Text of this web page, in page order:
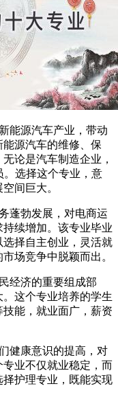
能源汽车产业，带动
源汽车的维修、保
论是汽车制造企业，
。选择这个专业，意
间巨大。
蓬勃发展，对电商运
续增加。该专业毕业
择自主创业，灵活就
场竞争中脱颖而出。
经济的重要组成部
这个专业培养的学生
能，就业面广，薪资
健康意识的提高，对
业不仅就业稳定，而
择护理专业，既能实现